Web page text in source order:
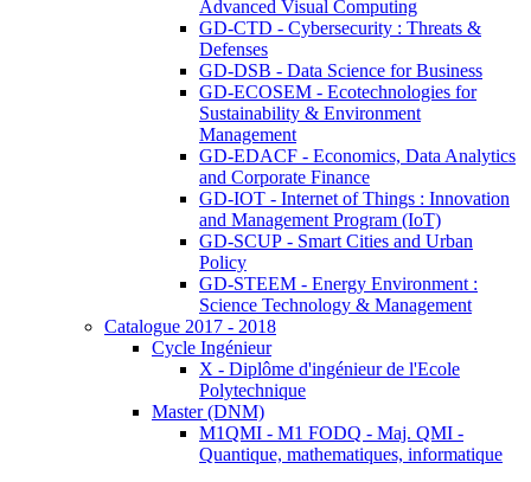
Advanced Visual Computing
GD-CTD - Cybersecurity : Threats &
Defenses
GD-DSB - Data Science for Business
GD-ECOSEM - Ecotechnologies for
Sustainability & Environment
Management
GD-EDACF - Economics, Data Analytics
and Corporate Finance
GD-IOT - Internet of Things : Innovation
and Management Program (IoT)
GD-SCUP - Smart Cities and Urban
Policy
GD-STEEM - Energy Environment :
Science Technology & Management
Catalogue 2017 - 2018
Cycle Ingénieur
X - Diplôme d'ingénieur de l'Ecole
Polytechnique
Master (DNM)
M1QMI - M1 FODQ - Maj. QMI -
Quantique, mathematiques, informatique